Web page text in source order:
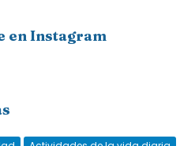
en Instagram